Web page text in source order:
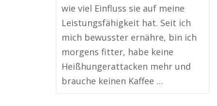
wie viel Einfluss sie auf meine
Leistungsfähigkeit hat. Seit ich
mich bewusster ernähre, bin ich
morgens fitter, habe keine
Heißhungerattacken mehr und
brauche keinen Kaffee …